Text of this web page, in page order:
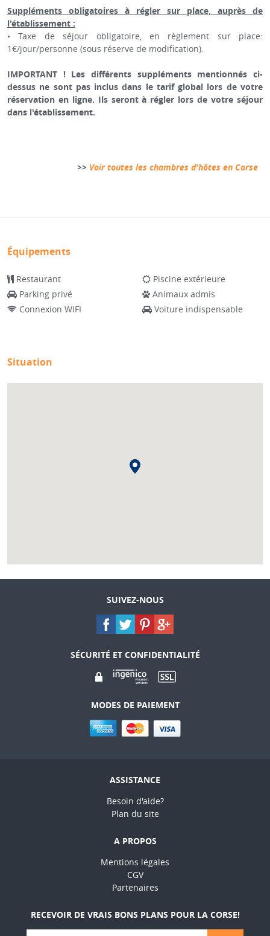
Suppléments obligatoires à régler sur place, auprès de
l'établissement :
• Taxe de séjour obligatoire, en règlement sur place:
1€/jour/personne (sous réserve de modification).
IMPORTANT ! Les différents suppléments mentionnés ci-
dessus ne sont pas inclus dans le tarif global lors de votre
réservation en ligne. Ils seront à régler lors de votre séjour
dans l'établissement.
>> Voir toutes les chambres d'hôtes en Corse
Équipements
Restaurant
Piscine extérieure
Parking privé
Animaux admis
Connexion WIFI
Voiture indispensable
Situation
SUIVEZ-NOUS
SÉCURITÉ ET CONFIDENTIALITÉ
MODES DE PAIEMENT
ASSISTANCE
Besoin d'aide?
Plan du site
A PROPOS
Mentions légales
CGV
Partenaires
RECEVOIR DE VRAIS BONS PLANS POUR LA CORSE!